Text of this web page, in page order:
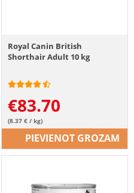
Royal Canin British
Shorthair Adult 10 kg
€83.70
(8.37 € / kg)
PIEVIENOT GROZAM